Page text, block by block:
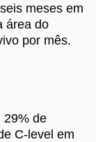
meses em
área do
por mês.
29% de
C-level em